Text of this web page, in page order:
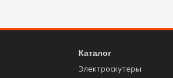
Каталог
Электроскутеры